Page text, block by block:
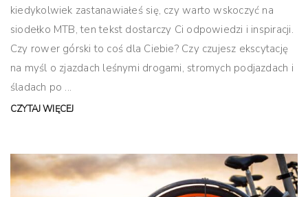
kiedykolwiek zastanawiałeś się, czy warto wskoczyć na
siodełko MTB, ten tekst dostarczy Ci odpowiedzi i inspiracji.
Czy rower górski to coś dla Ciebie? Czy czujesz ekscytację
na myśl o zjazdach leśnymi drogami, stromych podjazdach i
śladach po ...
CZYTAJ WIĘCEJ